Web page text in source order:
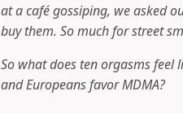
at a café gossiping, we asked
buy them. So much for street
So what does ten orgasms feel
and Europeans favor MDMA?